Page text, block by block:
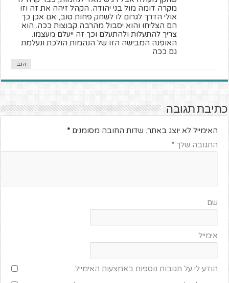
מקרה דומה מול בני יהודה. הקהל זיהה את זה וזו
אולי הדרך לגרום לו לשחק פחות טוב, אם אכן כך
הם הצליחו והוא יסבול מהרבה קבוצות ככה. הוא
צריך להתעלות ולהתעלם וכך זה ייעלם מעצמו.
האופנה המבישה הזו של הנהמות הולכת ונעלמת
גם ככה
הגב
כתיבת תגובה
האימייל לא יוצג באתר. שדות החובה מסומנים*
התגובה שלך*
שם
אימייל
הודע לי על תגובות נוספות באמצעות האימייל.